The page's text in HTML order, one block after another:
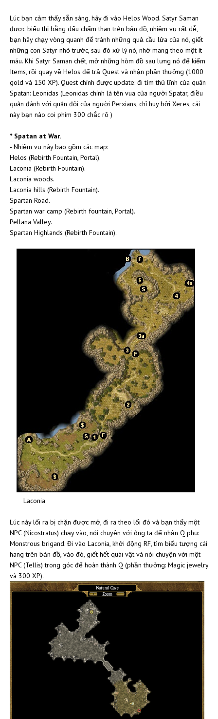
Lúc bạn cảm thấy sẵn sàng, hãy đi vào Helos Wood. Satyr Saman
được biểu thị bằng dấu chấm than trên bản đồ, nhiệm vụ rất dễ,
bạn hãy chạy vòng quanh để tránh những quả cầu lửa của nó, giết
những con Satyr nhỏ trước, sau đó xử lý nó, nhớ mang theo một ít
máu. Khi Satyr Saman chết, mở những hòm đồ sau lưng nó để kiếm
Items, rồi quay về Helos để trả Quest và nhận phần thưởng (1000
gold và 150 XP). Quest chính được update: đi tìm thủ lĩnh của quân
Spatan: Leonidas (Leonidas chính là tên vua của người Spatar, điều
quân đánh với quân đội của người Perxians, chỉ huy bởi Xeres, cái
này bạn nào coi phim 300 chắc rõ )
* Spatan at War.
- Nhiệm vụ này bao gồm các map:
Helos (Rebirth Fountain, Portal).
Laconia (Rebirth Fountain).
Laconia woods.
Laconia hills (Rebirth Fountain).
Spartan Road.
Spartan war camp (Rebirth fountain, Portal).
Pellana Valley.
Spartan Highlands (Rebirth Fountain).
Laconia
Lúc này lối ra bị chặn được mở, đi ra theo lối đó và bạn thấy một
NPC (Nicostratus) chạy vào, nói chuyện với ông ta để nhận Q phụ:
Monstrous brigand. Đi vào Laconia, khởi động RF, tìm biểu tượng cái
hang trên bản đồ, vào đó, giết hết quái vật và nói chuyện với một
NPC (Tellis) trong góc để hoàn thành Q (phần thưởng: Magic jewelry
và 300 XP).